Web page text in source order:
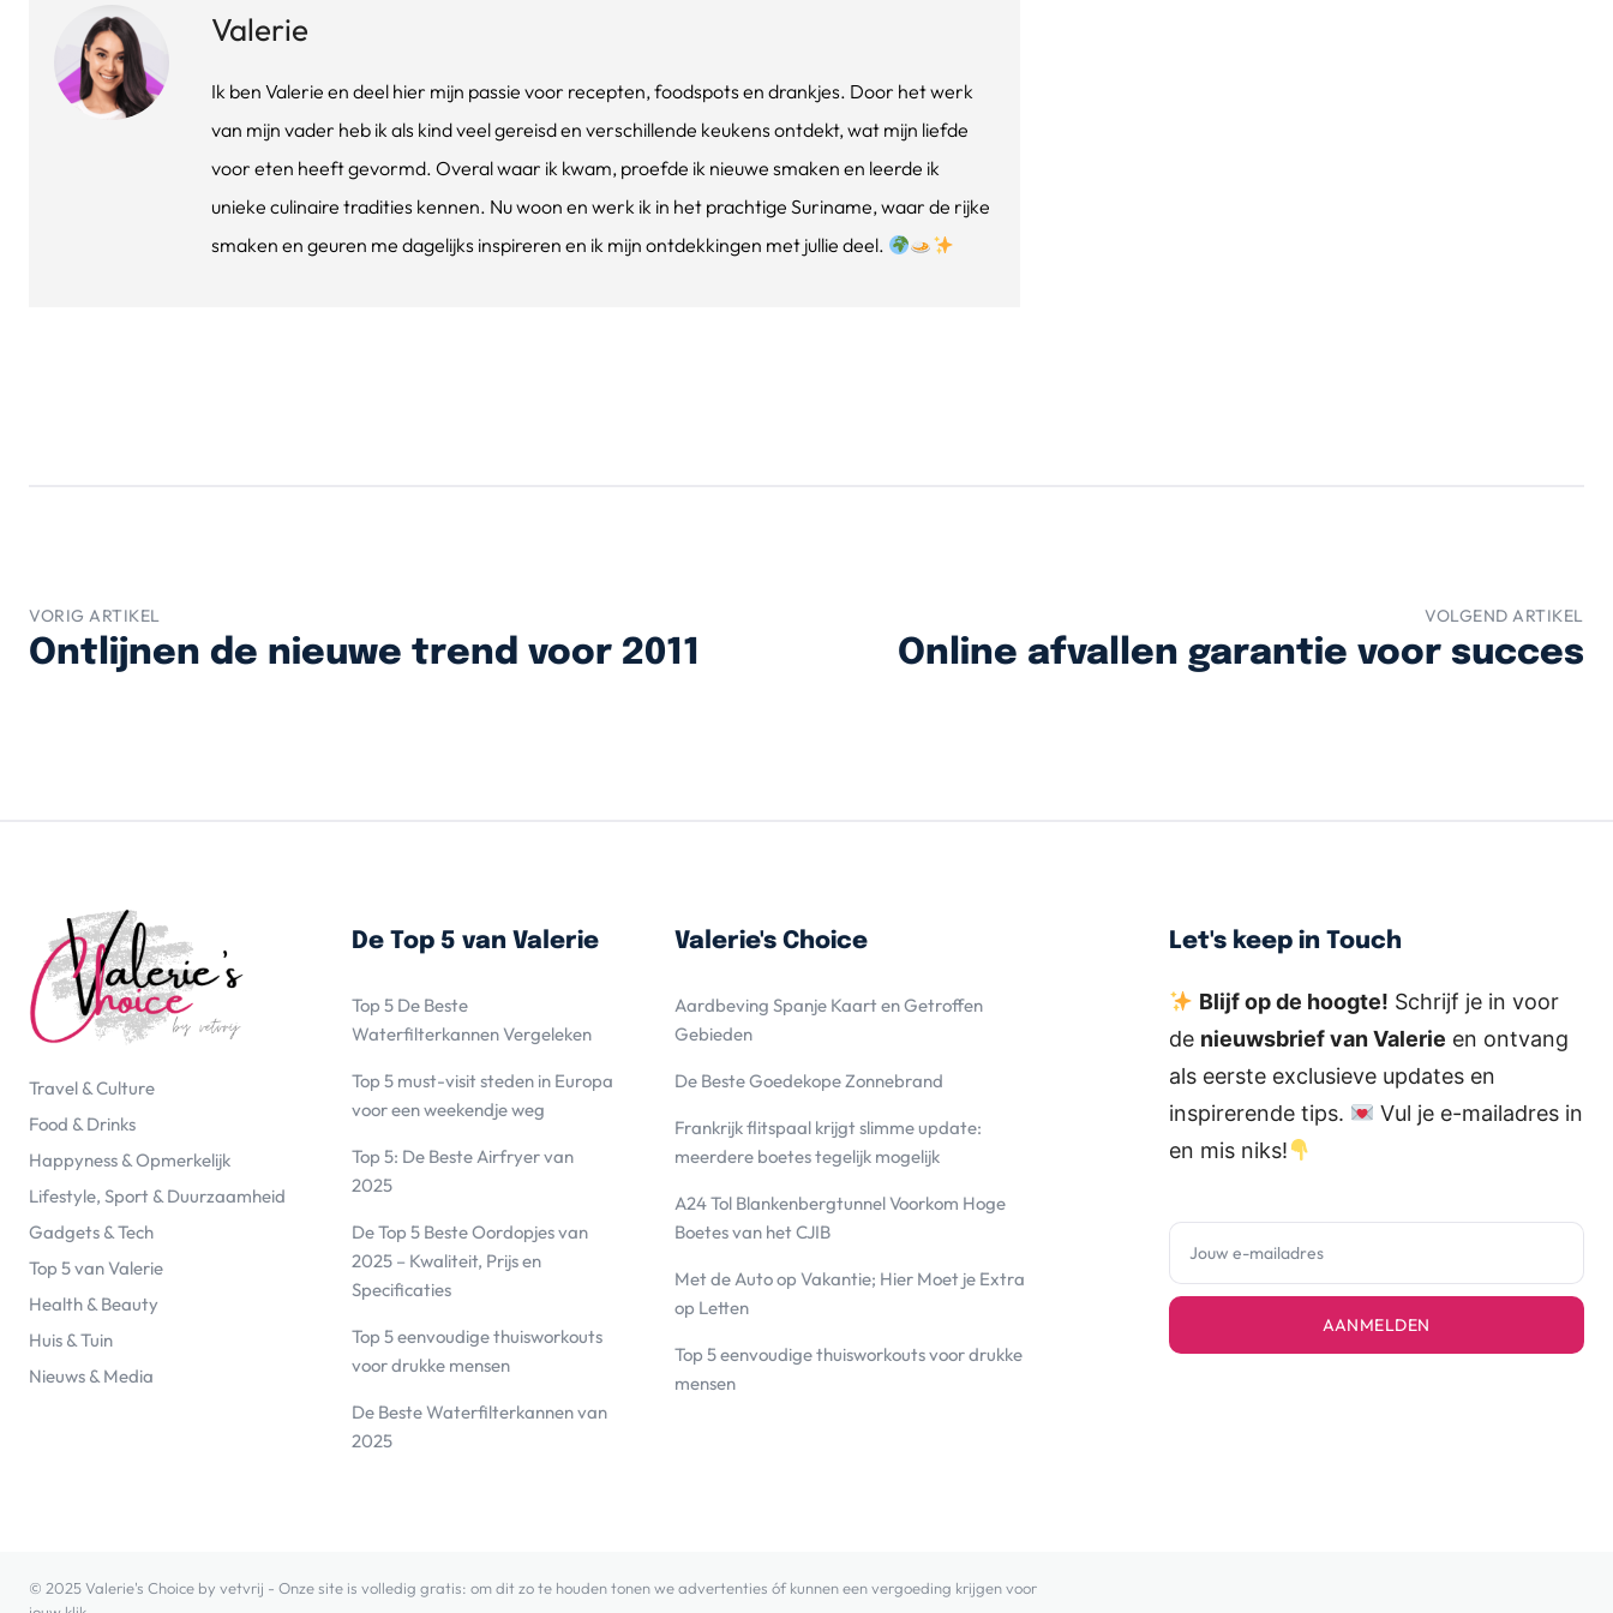
Valerie
Ik ben Valerie en deel hier mijn passie voor recepten, foodspots en drankjes. Door het werk
van mijn vader heb ik als kind veel gereisd en verschillende keukens ontdekt, wat mijn liefde
voor eten heeft gevormd. Overal waar ik kwam, proefde ik nieuwe smaken en leerde ik
unieke culinaire tradities kennen. Nu woon en werk ik in het prachtige Suriname, waar de rijke
smaken en geuren me dagelijks inspireren en ik mijn ontdekkingen met jullie deel.
VORIG ARTIKEL
Ontlijnen de nieuwe trend voor 2011
VOLGEND ARTIKEL
Online afvallen garantie voor succes
Travel & Culture
Food & Drinks
Happyness & Opmerkelijk
Lifestyle, Sport & Duurzaamheid
Gadgets & Tech
Top 5 van Valerie
Health & Beauty
Huis & Tuin
Nieuws & Media
De Top 5 van Valerie
Top 5 De Beste
Waterfilterkannen Vergeleken
Top 5 must-visit steden in Europa
voor een weekendje weg
Top 5: De Beste Airfryer van
2025
De Top 5 Beste Oordopjes van
2025 – Kwaliteit, Prijs en
Specificaties
Top 5 eenvoudige thuisworkouts
voor drukke mensen
De Beste Waterfilterkannen van
2025
Valerie's Choice
Aardbeving Spanje Kaart en Getroffen
Gebieden
De Beste Goedekope Zonnebrand
Frankrijk flitspaal krijgt slimme update:
meerdere boetes tegelijk mogelijk
A24 Tol Blankenbergtunnel Voorkom Hoge
Boetes van het CJIB
Met de Auto op Vakantie; Hier Moet je Extra
op Letten
Top 5 eenvoudige thuisworkouts voor drukke
mensen
Let's keep in Touch
Blijf op de hoogte! Schrijf je in voor
de nieuwsbrief van Valerie en ontvang
als eerste exclusieve updates en
inspirerende tips.
Vul je e-mailadres in
en mis niks!
AANMELDEN
© 2025 Valerie's Choice by vetvrij - Onze site is volledig gratis: om dit zo te houden tonen we advertenties óf kunnen een vergoeding krijgen voor